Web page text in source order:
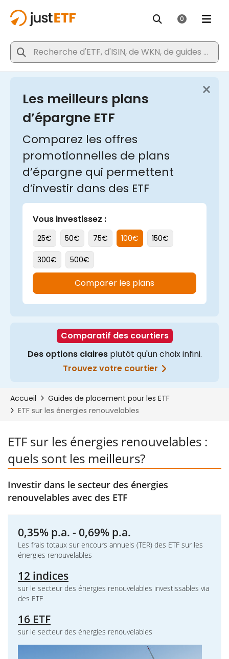
ETF sur les énergies renouvelables :
quels sont les meilleurs?
Investir dans le secteur des énergies
renouvelables avec des ETF
0,35% p.a. - 0,69% p.a.
Les frais totaux sur encours annuels (TER) des ETF sur les
énergies renouvelables
12 indices
sur le secteur des énergies renouvelables investissables via
des ETF
16 ETF
sur le secteur des énergies renouvelables